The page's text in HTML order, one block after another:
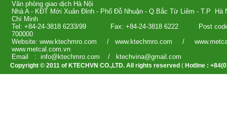
Văn phòng giao dịch
Nhà A - KĐT Mới Xuân Đỉnh - Phố Đỗ Nhuận - Q.Bắc Từ Liêm -
Chí Minh
Tel: +84-24-3818 6233/99 Fax: +84-24-3818 6222 Post
700000
Website: www.ktechmro.com / www.ktechmro.com /
www.metcal.com.vn
Email : info@ktechmro.com /
Copyright © 2011 of KTECHVN CO.,LTD. All rights reserved ( Hotline :